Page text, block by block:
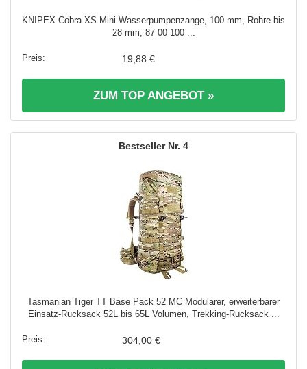
KNIPEX Cobra XS Mini-Wasserpumpenzange, 100 mm, Rohre bis
28 mm, 87 00 100 ...
19,88 €
ZUM TOP ANGEBOT »
4
Tasmanian Tiger TT Base Pack 52 MC Modularer, erweiterbarer
Einsatz-Rucksack 52L bis 65L Volumen, Trekking-Rucksack ...
304,00 €